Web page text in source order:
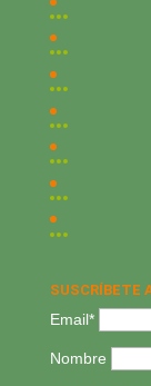
SUSCRÍBETE
Email*
Nombre